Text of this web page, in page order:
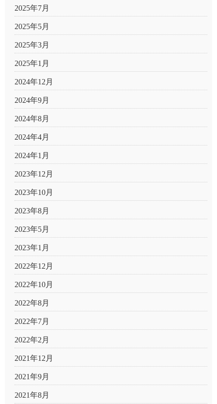
2025年7月
2025年5月
2025年3月
2025年1月
2024年12月
2024年9月
2024年8月
2024年4月
2024年1月
2023年12月
2023年10月
2023年8月
2023年5月
2023年1月
2022年12月
2022年10月
2022年8月
2022年7月
2022年2月
2021年12月
2021年9月
2021年8月